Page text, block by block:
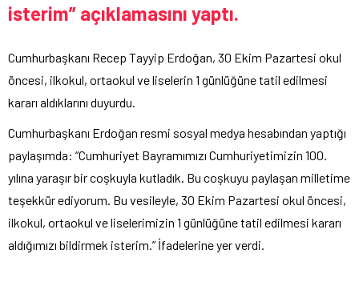
isterim” açıklamasını yaptı.
Cumhurbaşkanı Recep Tayyip Erdoğan, 30 Ekim Pazartesi okul
öncesi, ilkokul, ortaokul ve liselerin 1 günlüğüne tatil edilmesi
kararı aldıklarını duyurdu.
Cumhurbaşkanı Erdoğan resmi sosyal medya hesabından yaptığı
paylaşımda: “Cumhuriyet Bayramımızı Cumhuriyetimizin 100.
yılına yaraşır bir coşkuyla kutladık. Bu coşkuyu paylaşan milletime
teşekkür ediyorum. Bu vesileyle, 30 Ekim Pazartesi okul öncesi,
ilkokul, ortaokul ve liselerimizin 1 günlüğüne tatil edilmesi kararı
aldığımızı bildirmek isterim.” İfadelerine yer verdi.